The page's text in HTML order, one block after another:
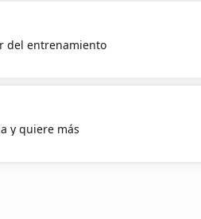
del entrenamiento
y quiere más